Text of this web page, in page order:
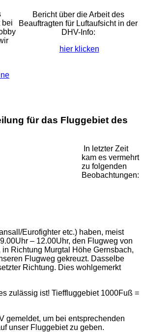
bei
Bericht über die Arbeit des
Beauftragten für Luftaufsicht in der
DHV-Info:
hier klicken
für das Fluggebiet des
In letzter Zeit
kam es vermehrt
zu folgenden
Beobachtungen:
Eurofighter etc.) haben, meist
– 12.00Uhr, den Flugweg von
Richtung Murgtal Höhe Gernsbach,
Flugweg gekreuzt. Dasselbe
Richtung. Dies wohlgemerkt
zulässig ist! Tieffluggebiet 1000Fuß =
gemeldet, um bei entsprechenden
unser Fluggebiet zu geben.